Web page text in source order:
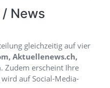
News
gleichzeitig auf vier
Aktuellenews.ch,
. Zudem erscheint Ihre
auf Social-Media-